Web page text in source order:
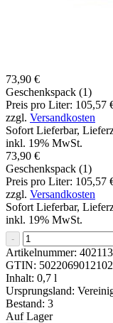
73,90 €
Geschenkspack (1)
Preis pro Liter: 105,57
zzgl. Versandkosten
Sofort Lieferbar,
inkl. 19% MwSt.
73,90 €
Geschenkspack (1)
Preis pro Liter: 105,57
zzgl. Versandkosten
Sofort Lieferbar,
inkl. 19% MwSt.
-
Artikelnummer: 402113
GTIN: 5022069012102
Inhalt: 0,7 l
Ursprungsland:
Bestand: 3
Auf Lager